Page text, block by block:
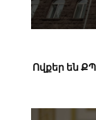
Ովքեր են